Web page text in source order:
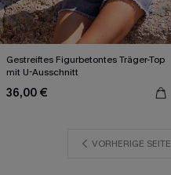
Gestreiftes Figurbetontes Träger-Top
mit U-Ausschnitt
36,00 €
VORHERIGE SEITE